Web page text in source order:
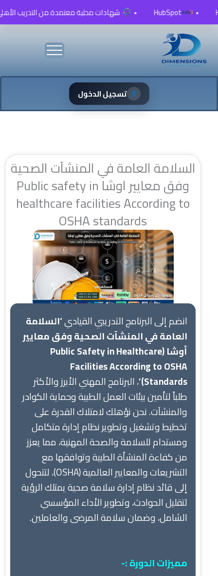
شهادات محلية معتمدة من التدريب الأهلي TVTC HubSpot
إلى
تسجيل الدخول
السلامة العامة في المنشآت الصحية
وفق معايير اوشا Public safety in
healthcare facilities According to
OSHA standards
انضم إلى البرنامج التدريبي القيادي‘السلامة
العامة في المنشآت الصحية وفق معايير
أوشا (Public Safety in Healthcare
Facilities According to OSHA
Standards)’ ، البرنامج المهني الأبرز والأكثر
طلباً لتأمين بيئات العمل الطبية وحماية الكوادر
والمنشآت. نحن نؤهلك لامتلاك القدرة على
تخطيط وتشغيل وتطوير نظام إدارة متكامل
ومستدام للسلامة والصحة المهنية، مما يعزز
من كفاءة المنشأة الطبية وتوافقها مع
التشريعات والمعايير العالمية (OSHA)، لتتحول
إلى قائد نظام إدارة سلامة صحية يمتلك الرؤية
لتقليل الحوادث، وتطوير الأداء المؤسسي
الشامل، وضمان سلامة المرضى والعاملين.
مميزات الدورة :-